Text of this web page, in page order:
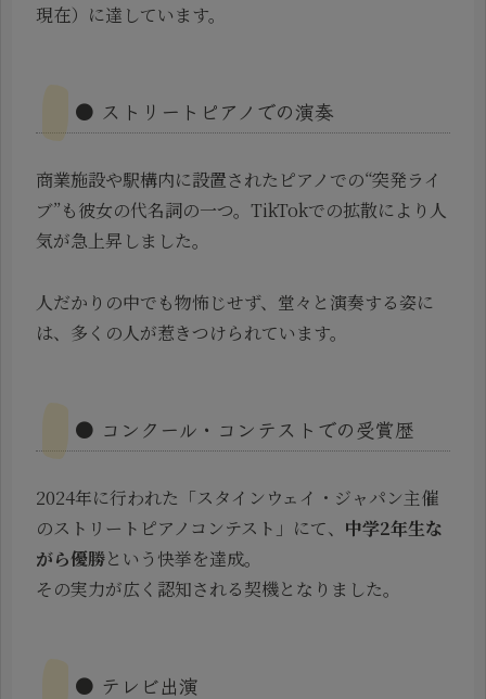
現在）に達しています。
● ストリートピアノでの演奏
商業施設や駅構内に設置されたピアノでの“突発ライ
ブ”も彼女の代名詞の一つ。TikTokでの拡散により人
気が急上昇しました。
人だかりの中でも物怖じせず、堂々と演奏する姿に
は、多くの人が惹きつけられています。
● コンクール・コンテストでの受賞歴
2024年に行われた「スタインウェイ・ジャパン主催
のストリートピアノコンテスト」にて、 中学2年生な
がら優勝という快挙を達成。
その実力が広く認知される契機となりました。
● テレビ出演